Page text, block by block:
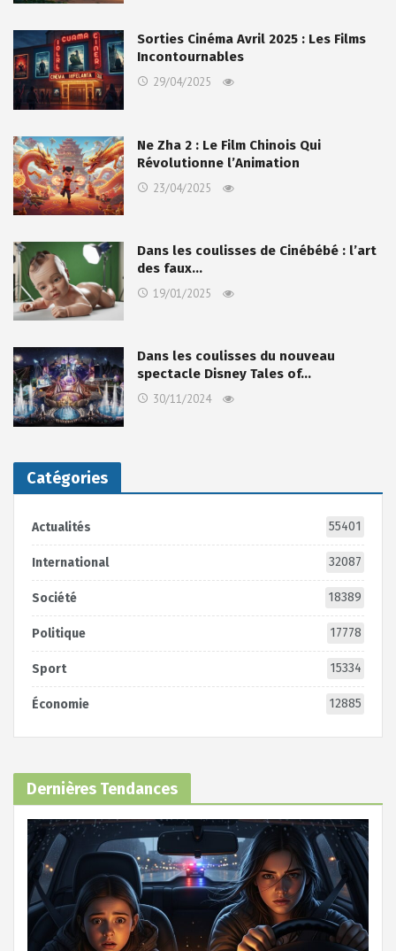
Sorties Cinéma Avril 2025 : Les Films
Incontournables
29/04/2025
Ne Zha 2 : Le Film Chinois Qui
Révolutionne l’Animation
23/04/2025
Dans les coulisses de Cinébébé : l’art
des faux…
19/01/2025
Dans les coulisses du nouveau
spectacle Disney Tales of…
30/11/2024
Catégories
Actualités 55401
International 32087
Société 18389
Politique 17778
Sport 15334
Économie 12885
Dernières Tendances